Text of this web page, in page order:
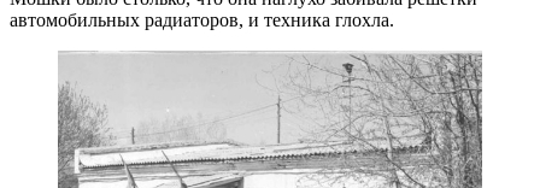
автомобильных радиаторов, и техника глохла.